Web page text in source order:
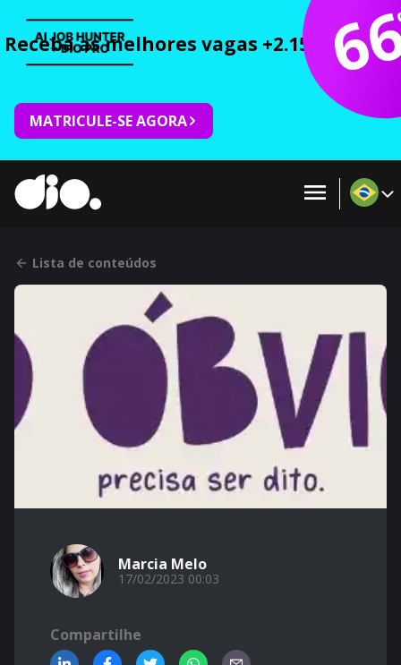
Receba as melhores vagas +2.150 cursos
MATRICULE-SE AGORA
Lista de conteúdos
Marcia Melo
17/02/2023 00:03
Compartilhe